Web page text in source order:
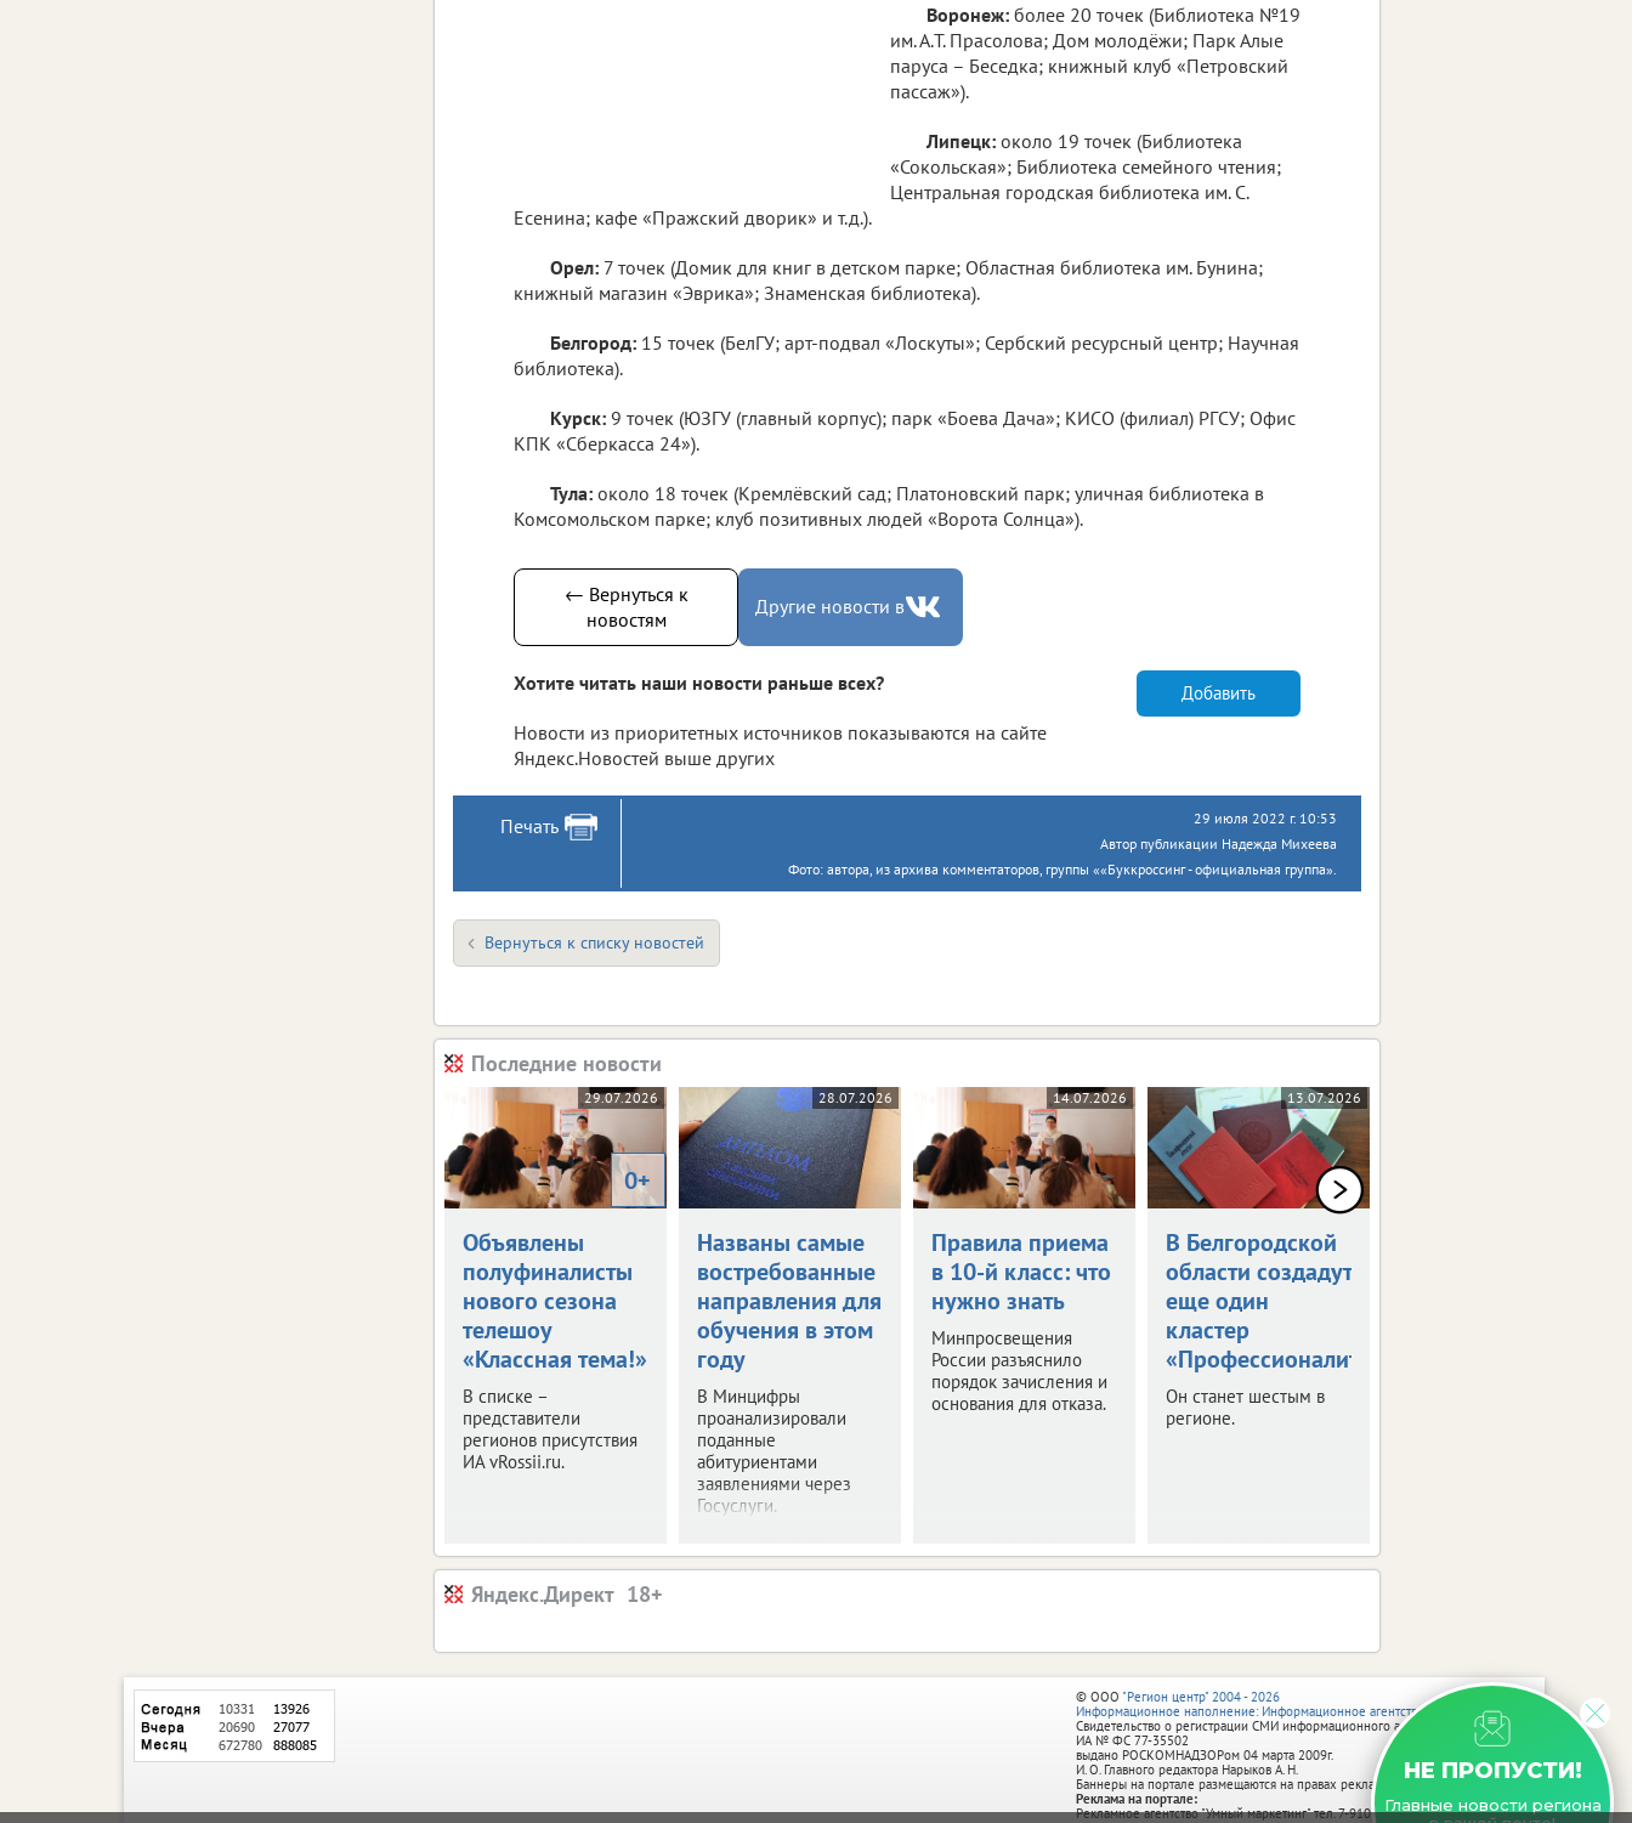
Воронеж: более 20 точек (Библиотека №19
им. А.Т. Прасолова; Дом молодёжи; Парк Алые
паруса – Беседка; книжный клуб «Петровский
пассаж»).
Липецк: около 19 точек (Библиотека
«Сокольская»; Библиотека семейного чтения;
Центральная городская библиотека им. С.
Есенина; кафе «Пражский дворик» и т.д.).
Орел: 7 точек (Домик для книг в детском парке; Областная библиотека им. Бунина;
книжный магазин «Эврика»; Знаменская библиотека).
Белгород: 15 точек (БелГУ; арт-подвал «Лоскуты»; Сербский ресурсный центр; Научная
библиотека).
Курск: 9 точек (ЮЗГУ (главный корпус); парк «Боева Дача»; КИСО (филиал) РГСУ; Офис
КПК «Сберкасса 24»).
Тула: около 18 точек (Кремлёвский сад; Платоновский парк; уличная библиотека в
Комсомольском парке; клуб позитивных людей «Ворота Солнца»).
← Вернуться к
новостям
Другие новости в
Хотите читать наши новости раньше всех?
Новости из приоритетных источников показываются на сайте
Яндекс.Новостей выше других
Добавить
Печать
29 июля 2022 г. 10:53
Автор публикации Надежда Михеева
Фото: автора, из архива комментаторов, группы ««Буккроссинг - официальная группа».
Вернуться к списку новостей
Последние новости
29.07.2026
0+
Объявлены
полуфиналисты
нового сезона
телешоу
«Классная тема!»
В списке –
представители
регионов присутствия
ИА vRossii.ru.
28.07.2026
Названы самые
востребованные
направления для
обучения в этом
году
В Минцифры
проанализировали
поданные
абитуриентами
заявлениями через
Госуслуги.
14.07.2026
Правила приема
в 10-й класс: что
нужно знать
Минпросвещения
России разъяснило
порядок зачисления и
основания для отказа.
13.07.2026
В Белгородской
области создадут
еще один
кластер
«Профессионалитета»
Он станет шестым в
регионе.
Яндекс.Директ
НЕ ПРОПУСТИ!
Главные новости региона
© ООО "Регион центр" 2004 - 2026
Информационное наполнение: Информационное агентство vRossii.ru
Свидетельство о регистрации СМИ информационного агентства vRossii.ru
ИА № ФС 77‑35502
выдано РОСКОМНАДЗОРом 04 марта 2009г.
И. О. Главного редактора Нарыков А. Н.
Баннеры на портале размещаются на правах рекламы.
Реклама на портале:
Рекламное агентство "Умный маркетинг" тел. 7-910-267-70-40,